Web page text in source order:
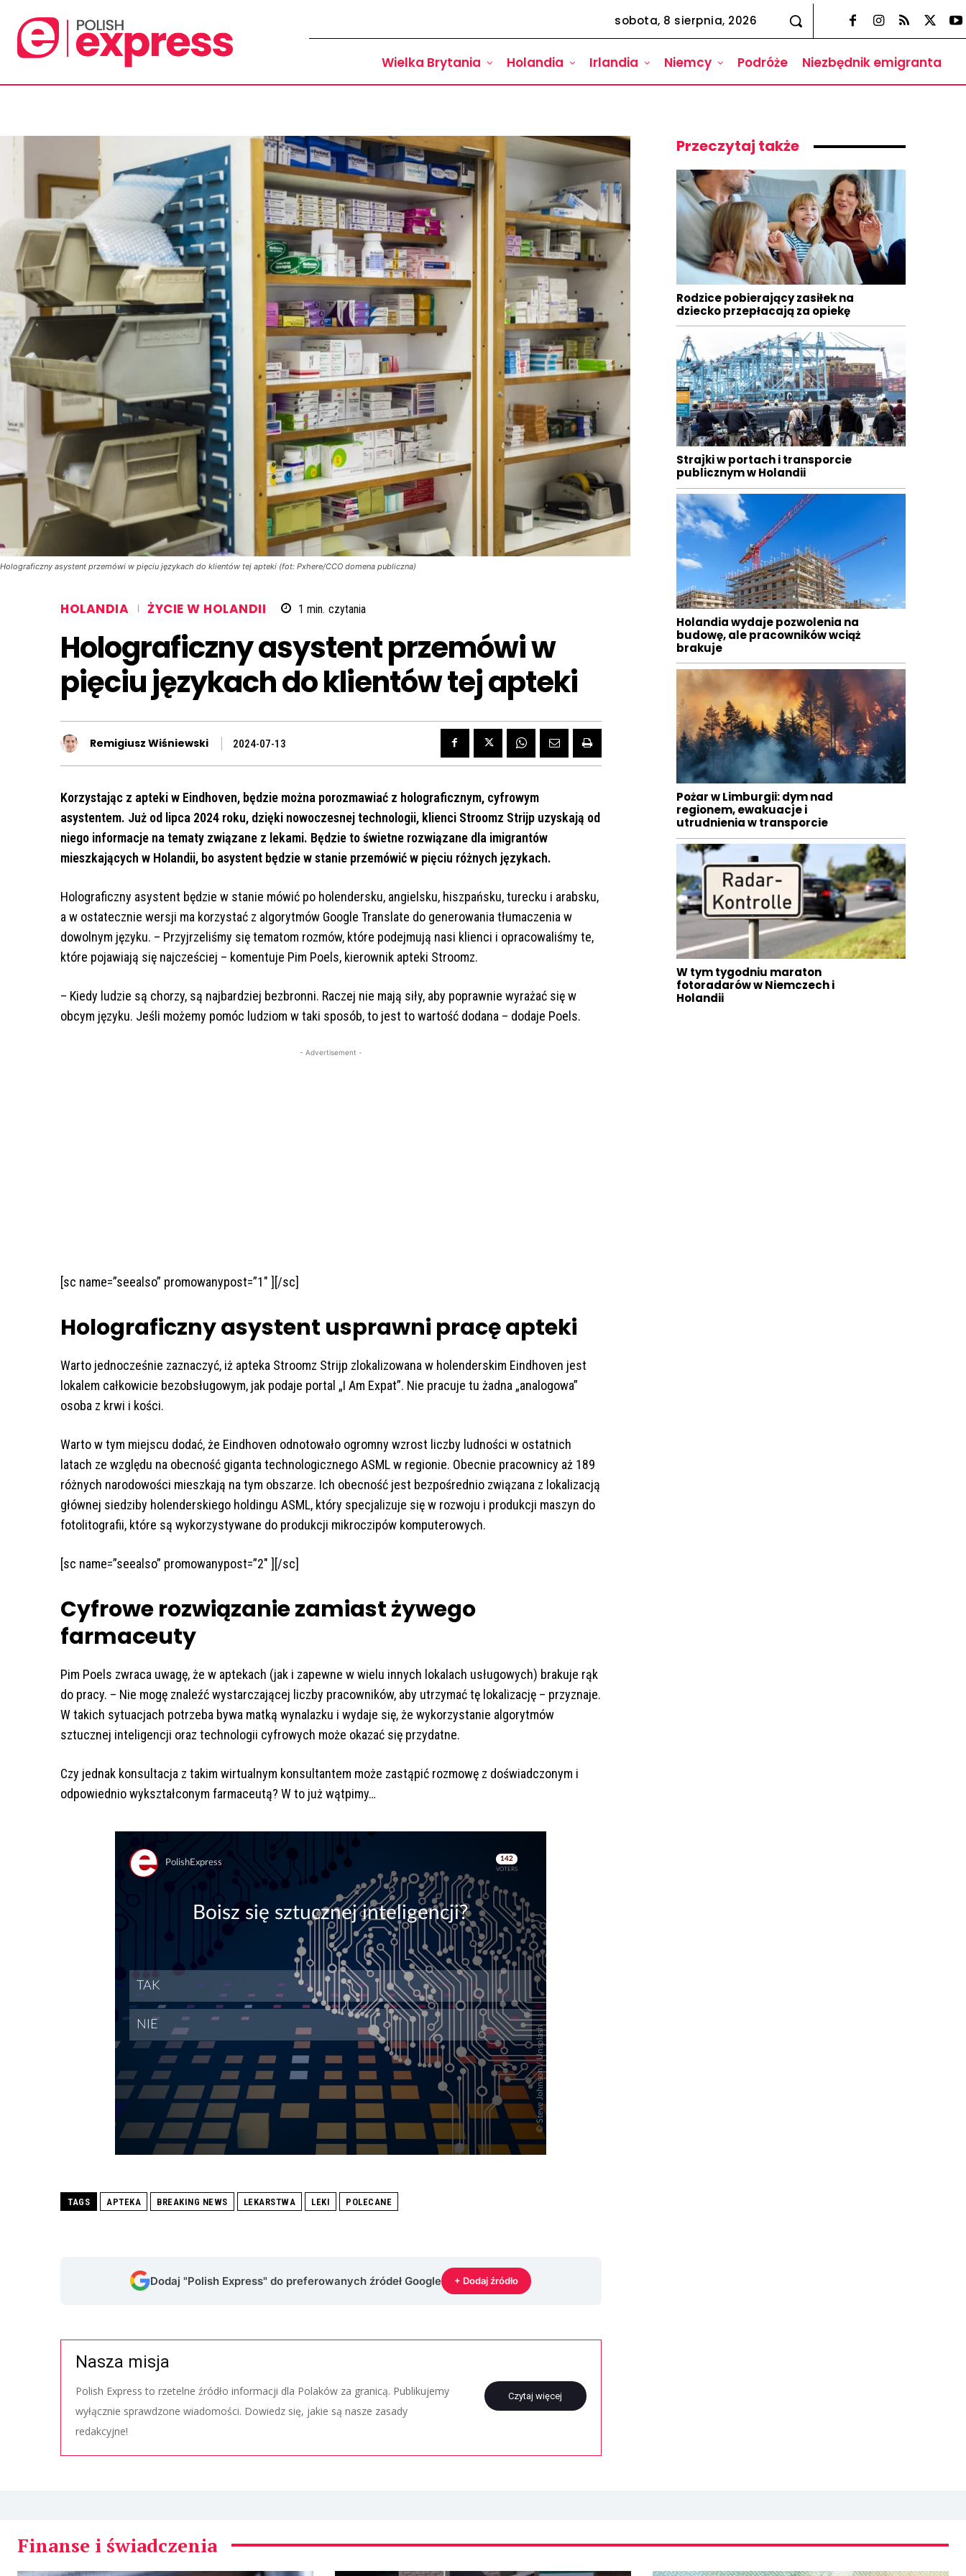
sobota, 8 sierpnia, 2026
Wielka Brytania Holandia Irlandia Niemcy Podróże Niezbędnik emigranta
Holograficzny asystent przemówi w pięciu językach do klientów tej apteki (fot: Pxhere/CCO domena publiczna)
HOLANDIA ŻYCIE W HOLANDII 1 min. czytania
Holograficzny asystent przemówi w
pięciu językach do klientów tej apteki
Remigiusz Wiśniewski 2024-07-13
Korzystając z apteki w Eindhoven, będzie można porozmawiać z holograficznym, cyfrowym
asystentem. Już od lipca 2024 roku, dzięki nowoczesnej technologii, klienci Stroomz Strijp uzyskają od
niego informacje na tematy związane z lekami. Będzie to świetne rozwiązane dla imigrantów
mieszkających w Holandii, bo asystent będzie w stanie przemówić w pięciu różnych językach.
Holograficzny asystent będzie w stanie mówić po holendersku, angielsku, hiszpańsku, turecku i arabsku,
a w ostatecznie wersji ma korzystać z algorytmów Google Translate do generowania tłumaczenia w
dowolnym języku. – Przyjrzeliśmy się tematom rozmów, które podejmują nasi klienci i opracowaliśmy te,
które pojawiają się najcześciej – komentuje Pim Poels, kierownik apteki Stroomz.
– Kiedy ludzie są chorzy, są najbardziej bezbronni. Raczej nie mają siły, aby poprawnie wyrażać się w
obcym języku. Jeśli możemy pomóc ludziom w taki sposób, to jest to wartość dodana – dodaje Poels.
- Advertisement -
[sc name=”seealso” promowanypost=”1″ ][/sc]
Holograficzny asystent usprawni pracę apteki
Warto jednocześnie zaznaczyć, iż apteka Stroomz Strijp zlokalizowana w holenderskim Eindhoven jest
lokalem całkowicie bezobsługowym, jak podaje portal „I Am Expat”. Nie pracuje tu żadna „analogowa”
osoba z krwi i kości.
Warto w tym miejscu dodać, że Eindhoven odnotowało ogromny wzrost liczby ludności w ostatnich
latach ze względu na obecność giganta technologicznego ASML w regionie. Obecnie pracownicy aż 189
różnych narodowości mieszkają na tym obszarze. Ich obecność jest bezpośrednio związana z lokalizacją
głównej siedziby holenderskiego holdingu ASML, który specjalizuje się w rozwoju i produkcji maszyn do
fotolitografii, które są wykorzystywane do produkcji mikroczipów komputerowych.
[sc name=”seealso” promowanypost=”2″ ][/sc]
Cyfrowe rozwiązanie zamiast żywego
farmaceuty
Pim Poels zwraca uwagę, że w aptekach (jak i zapewne w wielu innych lokalach usługowych) brakuje rąk
do pracy. – Nie mogę znaleźć wystarczającej liczby pracowników, aby utrzymać tę lokalizację – przyznaje.
W takich sytuacjach potrzeba bywa matką wynalazku i wydaje się, że wykorzystanie algorytmów
sztucznej inteligencji oraz technologii cyfrowych może okazać się przydatne.
Czy jednak konsultacja z takim wirtualnym konsultantem może zastąpić rozmowę z doświadczonym i
odpowiednio wykształconym farmaceutą? W to już wątpimy…
TAGS APTEKA BREAKING NEWS LEKARSTWA LEKI POLECANE
Dodaj "Polish Express" do preferowanych źródeł Google + Dodaj źródło
Nasza misja
Polish Express to rzetelne źródło informacji dla Polaków za granicą. Publikujemy
wyłącznie sprawdzone wiadomości. Dowiedz się, jakie są nasze zasady
redakcyjne!
Czytaj więcej
Przeczytaj także
Rodzice pobierający zasiłek na
dziecko przepłacają za opiekę
Strajki w portach i transporcie
publicznym w Holandii
Holandia wydaje pozwolenia na
budowę, ale pracowników wciąż
brakuje
Pożar w Limburgii: dym nad
regionem, ewakuacje i
utrudnienia w transporcie
W tym tygodniu maraton
fotoradarów w Niemczech i
Holandii
Finanse i świadczenia